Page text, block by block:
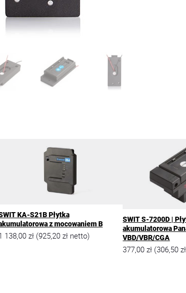
KA-S21B Płytka
z mocowaniem B
138,00 zł (925,20 złnetto)
SWIT S-7200D |
akumulatorowa
VBD/VBR/CGA
377,00zł (306,50zł